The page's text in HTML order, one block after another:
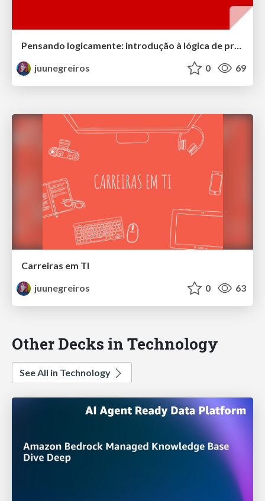
Pensando logicamente: introdução à lógica de programação | Thinking logically: introduction to programming logic
juunegreiros
0 69
Carreiras em TI
juunegreiros
0 63
Other Decks in Technology
See All in Technology